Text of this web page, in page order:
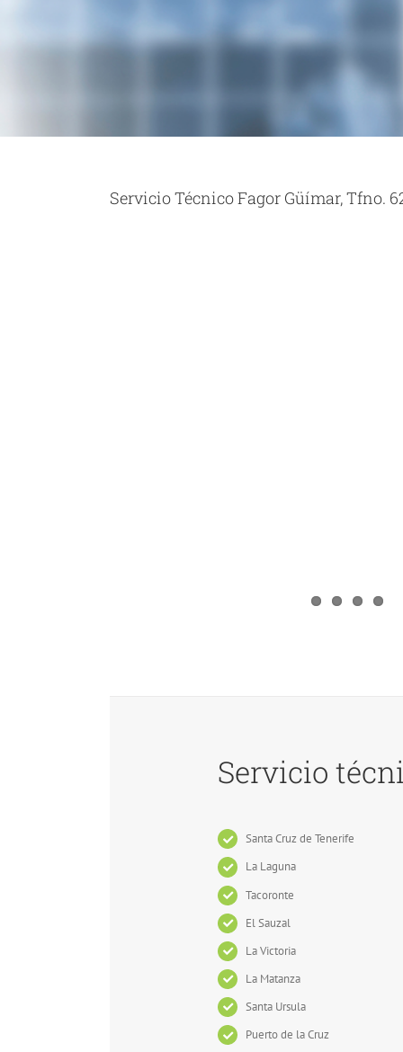
Servicio Técnico Fagor Güímar, Tfno.
Servicio
Santa Cruz de Tenerife
La Laguna
Tacoronte
El Sauzal
La Victoria
La Matanza
Santa Ursula
Puerto de la Cruz